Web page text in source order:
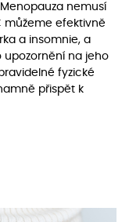
nemusí
můžeme efektivně
a insomnie, a
upozornění na jeho
fyzické
přispět k